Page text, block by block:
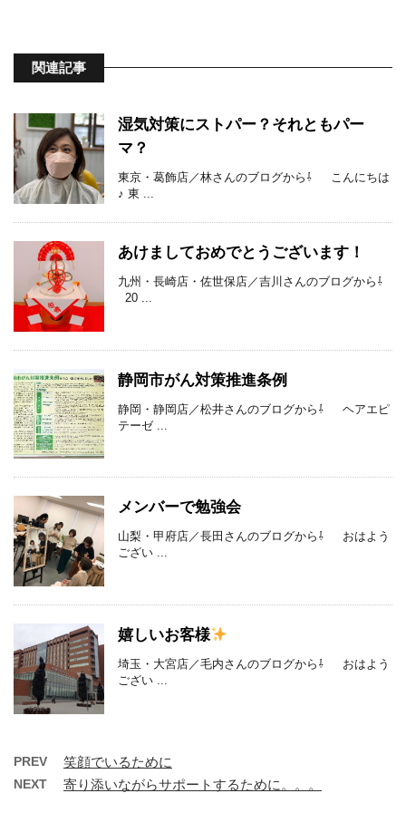
関連記事
湿気対策にストパー？それともパー
マ？
東京・葛飾店／林さんのブログから⇩ こんにちは
♪ 東 ...
あけましておめでとうございます！
九州・長崎店・佐世保店／吉川さんのブログから⇩
20 ...
静岡市がん対策推進条例
静岡・静岡店／松井さんのブログから⇩ ヘアエピ
テーゼ ...
メンバーで勉強会
山梨・甲府店／長田さんのブログから⇩ おはよう
ござい ...
嬉しいお客様
埼玉・大宮店／毛内さんのブログから⇩ おはよう
ござい ...
PREV 笑顔でいるために
NEXT 寄り添いながらサポートするために。。。